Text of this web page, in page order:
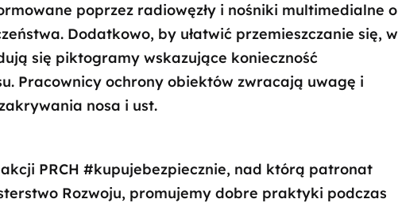
poprzez radiowęzły i nośniki multimedialne o
Dodatkowo, by ułatwić przemieszczanie się, w
się piktogramy wskazujące konieczność
Pracownicy ochrony obiektów zwracają uwagę i
nosa i ust.
PRCH #kupujebezpiecznie, nad którą patronat
Rozwoju, promujemy dobre praktyki podczas